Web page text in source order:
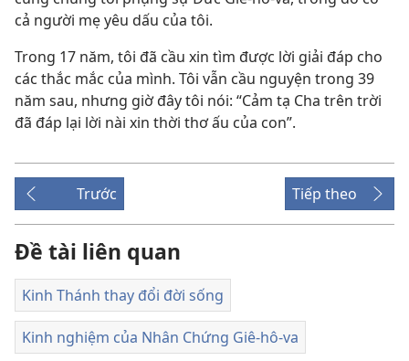
cả người mẹ yêu dấu của tôi.
Trong 17 năm, tôi đã cầu xin tìm được lời giải đáp cho
các thắc mắc của mình. Tôi vẫn cầu nguyện trong 39
năm sau, nhưng giờ đây tôi nói: “Cảm tạ Cha trên trời
đã đáp lại lời nài xin thời thơ ấu của con”.
Trước Tiếp theo
Đề tài liên quan
Kinh Thánh thay đổi đời sống
Kinh nghiệm của Nhân Chứng Giê-hô-va